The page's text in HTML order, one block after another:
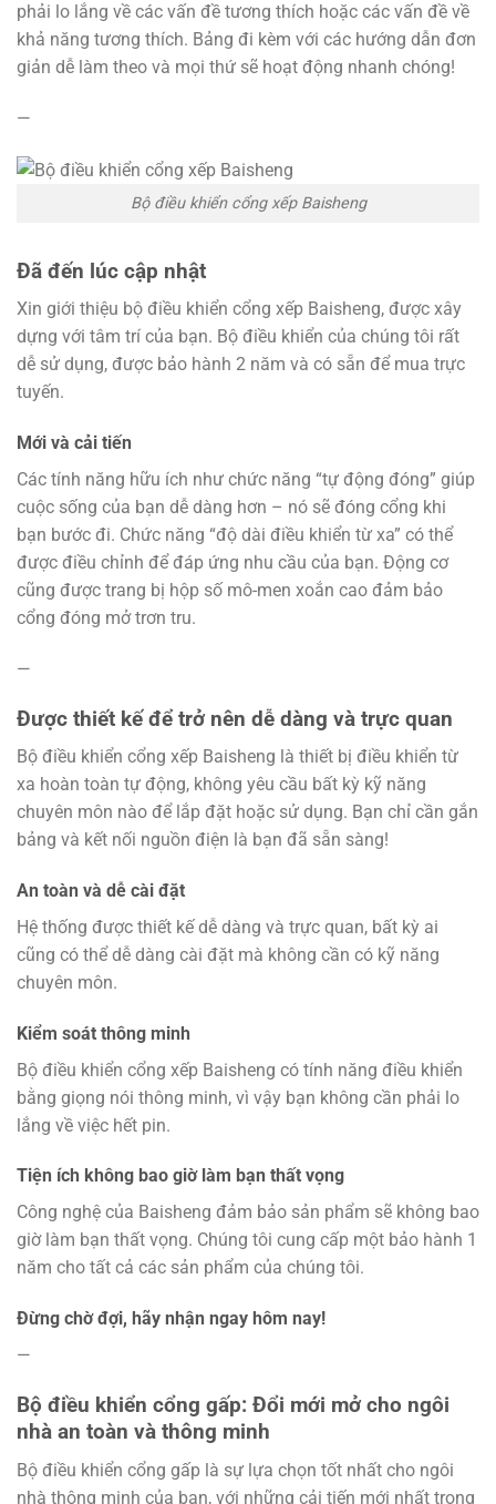
phải lo lắng về các vấn đề tương thích hoặc các vấn đề về
khả năng tương thích. Bảng đi kèm với các hướng dẫn đơn
giản dễ làm theo và mọi thứ sẽ hoạt động nhanh chóng!
—
Bộ điều khiển cổng xếp Baisheng
Đã đến lúc cập nhật
Xin giới thiệu bộ điều khiển cổng xếp Baisheng, được xây
dựng với tâm trí của bạn. Bộ điều khiển của chúng tôi rất
dễ sử dụng, được bảo hành 2 năm và có sẵn để mua trực
tuyến.
Mới và cải tiến
Các tính năng hữu ích như chức năng “tự động đóng” giúp
cuộc sống của bạn dễ dàng hơn – nó sẽ đóng cổng khi
bạn bước đi. Chức năng “độ dài điều khiển từ xa” có thể
được điều chỉnh để đáp ứng nhu cầu của bạn. Động cơ
cũng được trang bị hộp số mô-men xoắn cao đảm bảo
cổng đóng mở trơn tru.
—
Được thiết kế để trở nên dễ dàng và trực quan
Bộ điều khiển cổng xếp Baisheng là thiết bị điều khiển từ
xa hoàn toàn tự động, không yêu cầu bất kỳ kỹ năng
chuyên môn nào để lắp đặt hoặc sử dụng. Bạn chỉ cần gắn
bảng và kết nối nguồn điện là bạn đã sẵn sàng!
An toàn và dễ cài đặt
Hệ thống được thiết kế dễ dàng và trực quan, bất kỳ ai
cũng có thể dễ dàng cài đặt mà không cần có kỹ năng
chuyên môn.
Kiểm soát thông minh
Bộ điều khiển cổng xếp Baisheng có tính năng điều khiển
bằng giọng nói thông minh, vì vậy bạn không cần phải lo
lắng về việc hết pin.
Tiện ích không bao giờ làm bạn thất vọng
Công nghệ của Baisheng đảm bảo sản phẩm sẽ không bao
giờ làm bạn thất vọng. Chúng tôi cung cấp một bảo hành 1
năm cho tất cả các sản phẩm của chúng tôi.
Đừng chờ đợi, hãy nhận ngay hôm nay!
—
Bộ điều khiển cổng gấp: Đổi mới mở cho ngôi
nhà an toàn và thông minh
Bộ điều khiển cổng gấp là sự lựa chọn tốt nhất cho ngôi
nhà thông minh của bạn, với những cải tiến mới nhất trong